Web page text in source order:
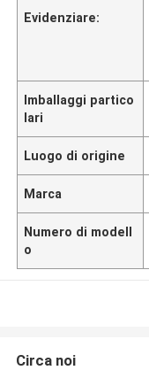
Evidenziare:
Imballaggi partico
lari
Luogo di origine
Marca
Numero di modell
o
Circa noi